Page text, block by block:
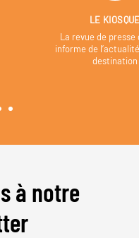
LE
La revue de presse
informe de
destination
à notre